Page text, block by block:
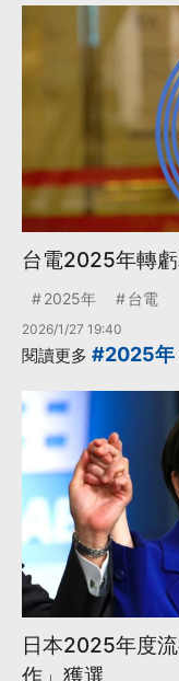
台電2025年轉
2025年 台電
2026/1/27 19:40
閱讀更多 #2025年
日本2025年度